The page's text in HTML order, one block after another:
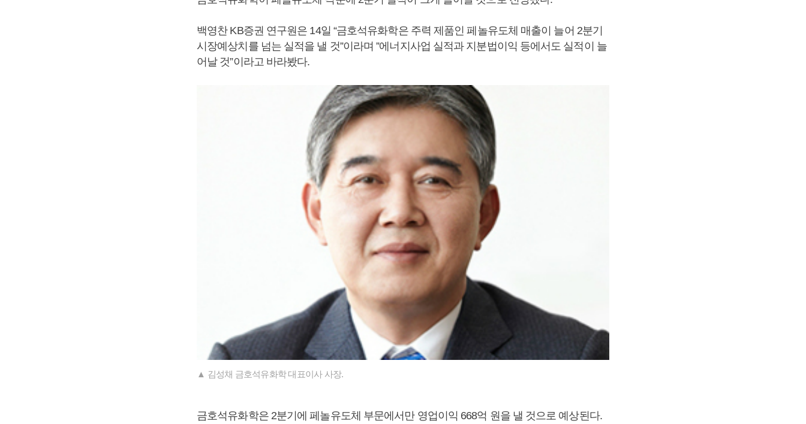
백영찬 KB증권 연구원은 14일 “금호석유화학은 주력 제품인 페놀유도체 매출이 늘어 2분기
시장예상치를 넘는 실적을 낼 것”이라며 ”에너지사업 실적과 지분법이익 등에서도 실적이 늘
어날 것”이라고 바라봤다.
▲ 김성채 금호석유화학 대표이사 사장.
금호석유화학은 2분기에 페놀유도체 부문에서만 영업이익 668억 원을 낼 것으로 예상된다.